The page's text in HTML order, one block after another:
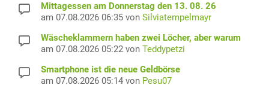
Mittagessen am Donnerstag den 13. 08. 26
am 07.08.2026 06:35 von Silviatempelmayr
Wäscheklammern haben zwei Löcher, aber warum
am 07.08.2026 05:22 von Teddypetzi
Smartphone ist die neue Geldbörse
am 07.08.2026 05:14 von Pesu07